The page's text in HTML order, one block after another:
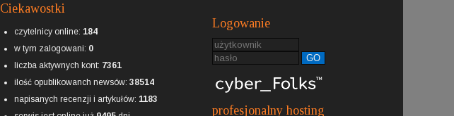
Ciekawostki
czytelnicy online: 184
w tym zalogowani: 0
liczba aktywnych kont: 7361
ilość opublikowanch newsów: 38514
napisanych recenzji i artykułów: 1183
Logowanie
GO
profesjonalny hosting